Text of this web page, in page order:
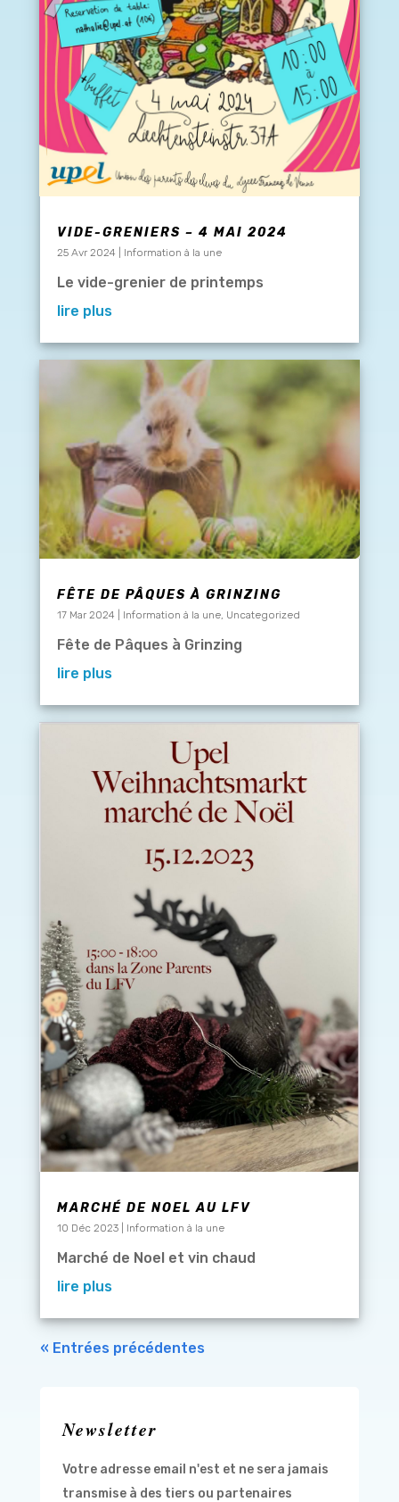
VIDE-GRENIERS – 4 MAI 2024
25 Avr 2024 Information à la une
Le vide-grenier de printemps
lire plus
FÊTE DE PÂQUES À GRINZING
17 Mar 2024 Information à la une, Uncategorized
Fête de Pâques à Grinzing
lire plus
MARCHÉ DE NOEL AU LFV
10 Déc 2023| Information à la une
Marché de Noel et vin chaud
lire plus
« Entrées précédentes
Newsletter
Votre adresse email n'est et ne sera jamais
transmise à des tiers ou partenaires